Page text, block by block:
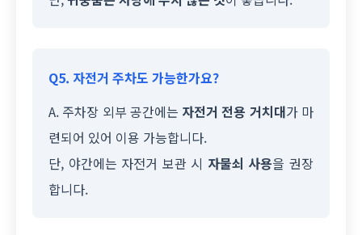
Q5. 자전거 주차도 가능한가요?
A. 주차장 외부 공간에는 자전거 전용 거치대가 마
련되어 있어 이용 가능합니다.
단, 야간에는 자전거 보관 시 자물쇠 사용을 권장
합니다.